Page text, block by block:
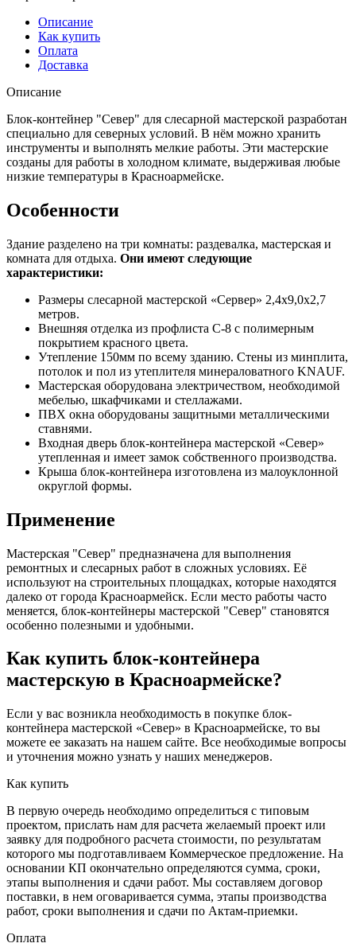
Описание
Как купить
Оплата
Доставка
Описание
Блок-контейнер "Север" для слесарной мастерской разработан
специально для северных условий. В нём можно хранить
инструменты и выполнять мелкие работы. Эти мастерские
созданы для работы в холодном климате, выдерживая любые
низкие температуры в Красноармейске.
Особенности
Здание разделено на три комнаты: раздевалка, мастерская и
комната для отдыха. Они имеют следующие
характеристики:
Размеры слесарной мастерской «Сервер» 2,4х9,0х2,7
метров.
Внешняя отделка из профлиста С-8 с полимерным
покрытием красного цвета.
Утепление 150мм по всему зданию. Стены из минплита,
потолок и пол из утеплителя минераловатного KNAUF.
Мастерская оборудована электричеством, необходимой
мебелью, шкафчиками и стеллажами.
ПВХ окна оборудованы защитными металлическими
ставнями.
Входная дверь блок-контейнера мастерской «Север»
утепленная и имеет замок собственного производства.
Крыша блок-контейнера изготовлена из малоуклонной
округлой формы.
Применение
Мастерская "Север" предназначена для выполнения
ремонтных и слесарных работ в сложных условиях. Её
используют на строительных площадках, которые находятся
далеко от города Красноармейск. Если место работы часто
меняется, блок-контейнеры мастерской "Север" становятся
особенно полезными и удобными.
Как купить блок-контейнера
мастерскую в Красноармейске?
Если у вас возникла необходимость в покупке блок-
контейнера мастерской «Север» в Красноармейске, то вы
можете ее заказать на нашем сайте. Все необходимые вопросы
и уточнения можно узнать у наших менеджеров.
Как купить
В первую очередь необходимо определиться с типовым
проектом, прислать нам для расчета желаемый проект или
заявку для подробного расчета стоимости, по результатам
которого мы подготавливаем Коммерческое предложение. На
основании КП окончательно определяются сумма, сроки,
этапы выполнения и сдачи работ. Мы составляем договор
поставки, в нем оговаривается сумма, этапы производства
работ, сроки выполнения и сдачи по Актам-приемки.
Оплата